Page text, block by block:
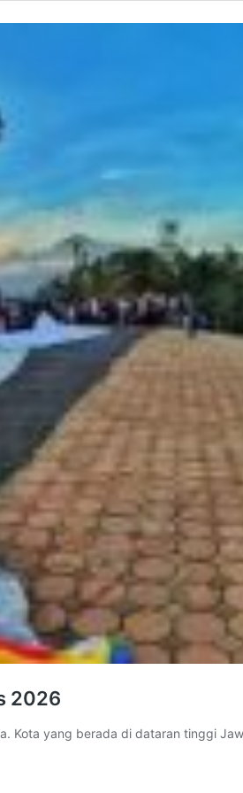
2026
Kota yang berada di dataran tinggi